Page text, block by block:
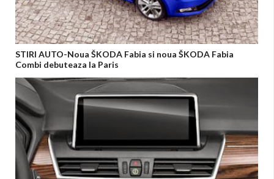
STIRI AUTO-Noua ŠKODA Fabia si noua ŠKODA Fabia
Combi debuteaza la Paris